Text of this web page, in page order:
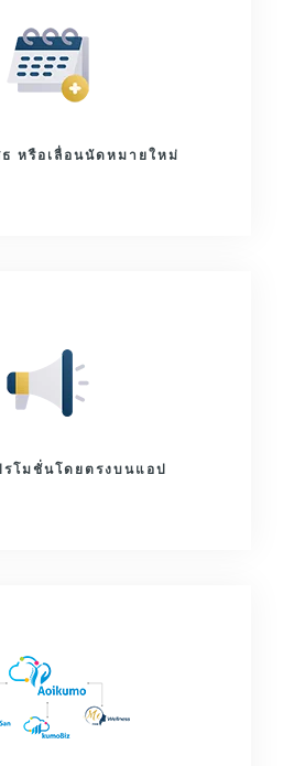
หรือเลื่อนนัดหมายใหม่
โมชั่นโดยตรงบนแอป